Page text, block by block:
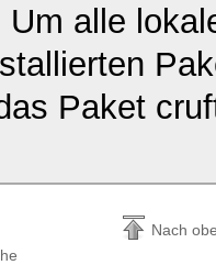
Um alle
Paket
Nach